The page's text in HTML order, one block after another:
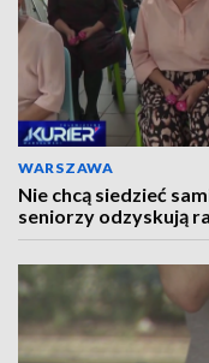
WARSZAWA
Nie chcą siedzieć
seniorzy odzyskują